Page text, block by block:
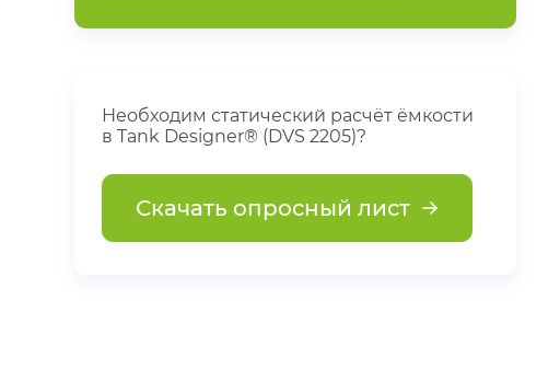
Необходим статический расчёт ёмкости
в Tank Designer® (DVS 2205)?
Скачать опросный лист